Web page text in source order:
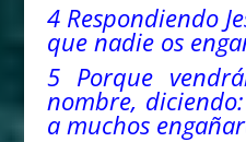
4 Respondiendo
que nadie os
5 Porque
nombre,
a muchos